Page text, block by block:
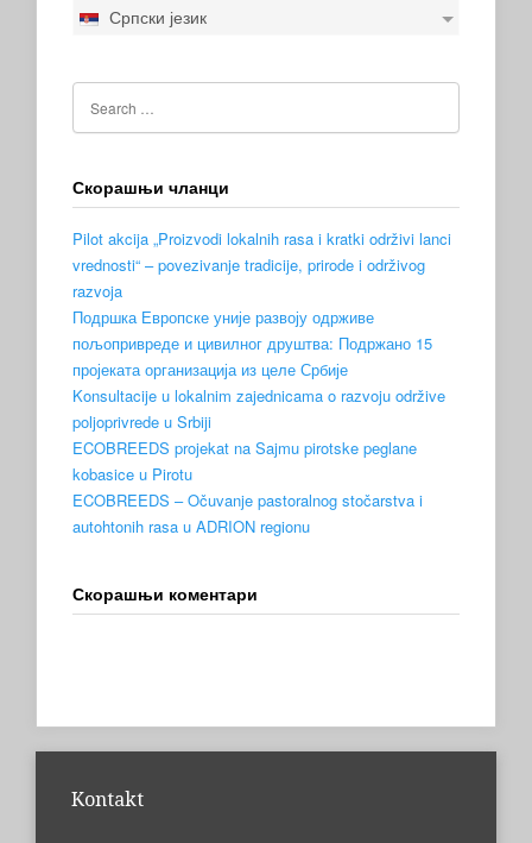
Српски језик
Скорашњи чланци
Pilot akcija „Proizvodi lokalnih rasa i kratki održivi lanci
vrednosti“ – povezivanje tradicije, prirode i održivog
razvoja
Подршка Европске уније развоју одрживе
пољопривреде и цивилног друштва: Подржано 15
пројеката организација из целе Србије
Konsultacije u lokalnim zajednicama o razvoju održive
poljoprivrede u Srbiji
ECOBREEDS projekat na Sajmu pirotske peglane
kobasice u Pirotu
ECOBREEDS – Očuvanje pastoralnog stočarstva i
autohtonih rasa u ADRION regionu
Скорашњи коментари
Kontakt